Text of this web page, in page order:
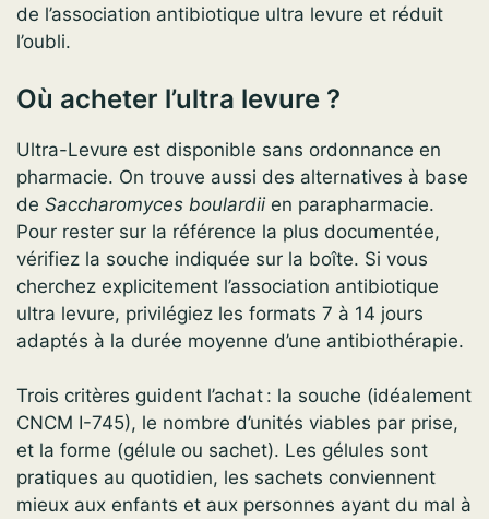
de l’association antibiotique ultra levure et réduit
l’oubli.
Où acheter l’ultra levure ?
Ultra-Levure est disponible sans ordonnance en
pharmacie. On trouve aussi des alternatives à base
de Saccharomyces boulardii en parapharmacie.
Pour rester sur la référence la plus documentée,
vérifiez la souche indiquée sur la boîte. Si vous
cherchez explicitement l’association antibiotique
ultra levure, privilégiez les formats 7 à 14 jours
adaptés à la durée moyenne d’une antibiothérapie.
Trois critères guident l’achat : la souche (idéalement
CNCM I-745), le nombre d’unités viables par prise,
et la forme (gélule ou sachet). Les gélules sont
pratiques au quotidien, les sachets conviennent
mieux aux enfants et aux personnes ayant du mal à